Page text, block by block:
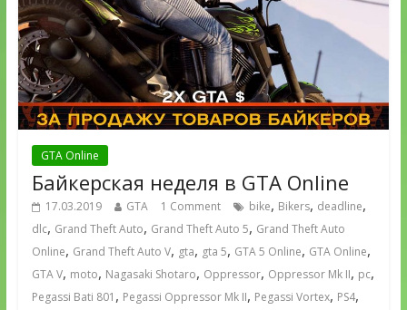
GTA Online
Байкерская неделя в GTA Online
17.03.2019 GTA 1 Comment bike, Bikers, deadline,
dlc, Grand Theft Auto, Grand Theft Auto 5, Grand Theft Auto
Online, Grand Theft Auto V, gta, gta 5, GTA 5 Online, GTA Online,
GTA V, moto, Nagasaki Shotaro, Oppressor, Oppressor Mk II, pc,
Pegassi Bati 801 , Pegassi Oppressor Mk II, Pegassi Vortex, PS4,